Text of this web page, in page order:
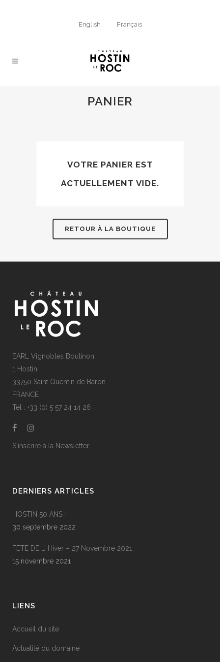
English Français
PANIER
VOTRE PANIER EST
ACTUELLEMENT VIDE.
RETOUR À LA BOUTIQUE
EARL Vignobles Boutinon
1 Hostin
33750 Saint Quentin de Baron
FRANCE
Tél : +33 (0) 5 57 24 14 26
S'inscrire à la Newsletter
DERNIERS ARTICLES
HOSTIN 50 ANS !
30 septembre 2022
FÊTE DE L’ Hiver – 27 Novembre 2021
15 novembre 2021
LIENS
Accueil du site
Actualité du domaine